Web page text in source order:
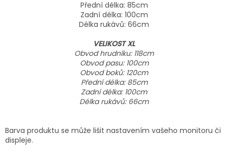
Přední délka: 85cm
Zadní délka: 100cm
Délka rukávů: 66cm
VELIKOST XL
Obvod hrudníku: 118cm
Obvod pasu: 100cm
Obvod boků: 120cm
Přední délka: 85cm
Zadní délka: 100cm
Délka rukávů: 66cm
Barva produktu se může lišit nastavením vašeho monitoru či
displeje.